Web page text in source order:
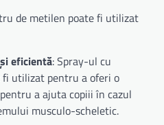
de metilen poate fi utilizat
eficientă: Spray-ul cu
utilizat pentru a oferi o
a ajuta copiii în cazul
musculo-scheletic.